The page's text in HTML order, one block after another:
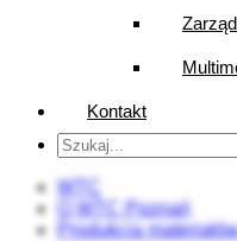
Zarząd
Kontakt
WTC
O WTC Poznań
Produkcja